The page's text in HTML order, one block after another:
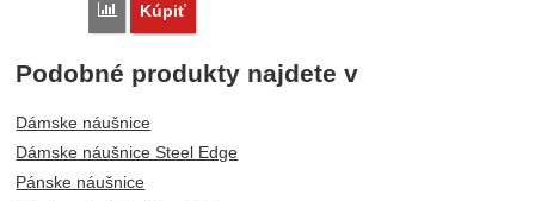
Porovnať
Kúpiť
Podobné produkty najdete v
Dámske náušnice
Dámske náušnice Steel Edge
Pánske náušnice